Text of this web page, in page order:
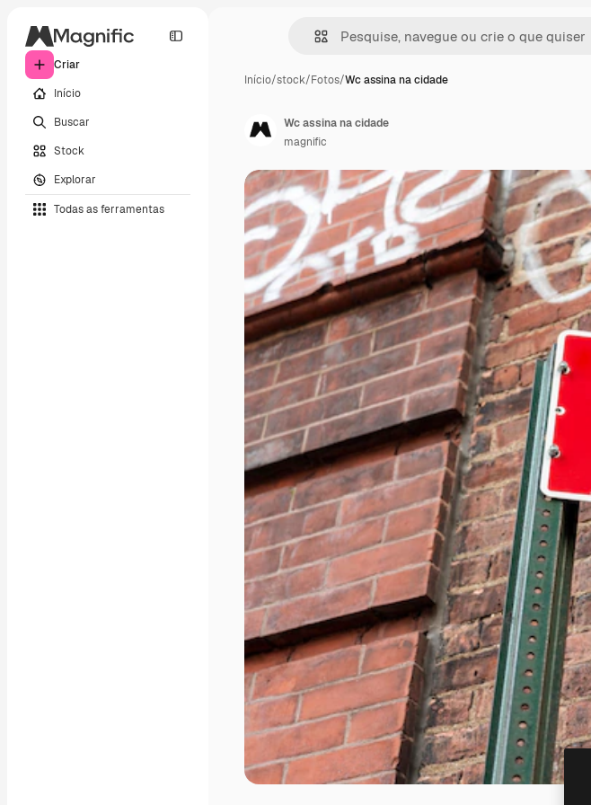
Criar
Início
Buscar
Stock
Explorar
Todas as ferramentas
Início/stock/Fotos/Wc assina na cidade
Wc assina na cidade
magnific